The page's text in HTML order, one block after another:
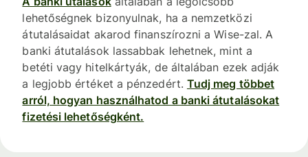
lehetőségnek bizonyulnak, ha a nemzetközi
átutalásaidat akarod finanszírozni a Wise-zal. A
banki átutalások lassabbak lehetnek, mint a
betéti vagy hitelkártyák, de általában ezek adják
a legjobb értéket a pénzedért. Tudj meg többet
arról, hogyan használhatod a banki átutalásokat
fizetési lehetőségként.